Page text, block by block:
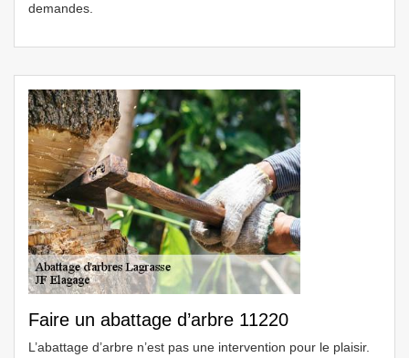
demandes.
Faire un abattage d’arbre 11220
L’abattage d’arbre n’est pas une intervention pour le plaisir.